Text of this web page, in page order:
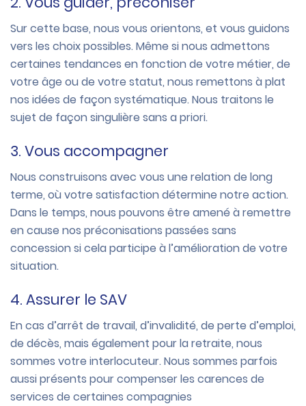
Sur cette base, nous vous orientons, et vous guidons
vers les choix possibles. Même si nous admettons
certaines tendances en fonction de votre métier, de
votre âge ou de votre statut, nous remettons à plat
nos idées de façon systématique. Nous traitons le
sujet de façon singulière sans a priori.
3. Vous accompagner
Nous construisons avec vous une relation de long
terme, où votre satisfaction détermine notre action.
Dans le temps, nous pouvons être amené à remettre
en cause nos préconisations passées sans
concession si cela participe à l’amélioration de votre
situation.
4. Assurer le SAV
En cas d’arrêt de travail, d’invalidité, de perte d’emploi,
de décès, mais également pour la retraite, nous
sommes votre interlocuteur. Nous sommes parfois
aussi présents pour compenser les carences de
services de certaines compagnies